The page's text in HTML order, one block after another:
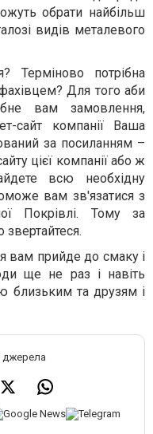
обрати найбільш
видів металевого
Терміново потрібна
Для того аби
вам замовлення,
сайт компанії Ваша
за посиланням –
цієї компанії або ж
всю необхідну
вам зв'язатися з
Покрівлі. Тому за
звертайтеся.
вам прийде до смаку і
ще не раз і навіть
близьким та друзям і
джерела